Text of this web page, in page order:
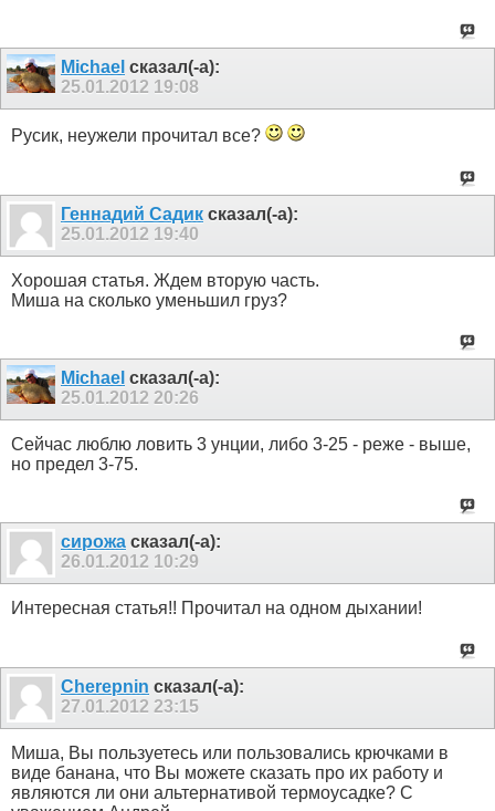
Michael сказал(-а):
25.01.2012 19:08
Русик, неужели прочитал все?
Геннадий Садик сказал(-а):
25.01.2012 19:40
Хорошая статья. Ждем вторую часть.
Миша на сколько уменьшил груз?
Michael сказал(-а):
25.01.2012 20:26
Сейчас люблю ловить 3 унции, либо 3-25 - реже - выше,
но предел 3-75.
сирожа сказал(-а):
26.01.2012 10:29
Интересная статья!! Прочитал на одном дыхании!
Cherepnin сказал(-а):
27.01.2012 23:15
Миша, Вы пользуетесь или пользовались крючками в
виде банана, что Вы можете сказать про их работу и
являются ли они альтернативой термоусадке? С